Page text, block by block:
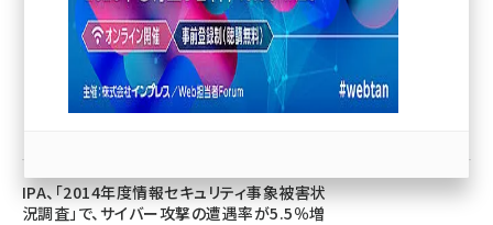
meo (1288)
llmo (1172)
81
Web担当者／仕事
IPA、「2014年度情報セキュリティ事象被害状
況調査」で、サイバー攻撃の遭遇率が5.5％増